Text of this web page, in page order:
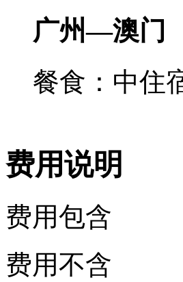
广州—澳门
餐食：中住
费用说明
费用包含
费用不含